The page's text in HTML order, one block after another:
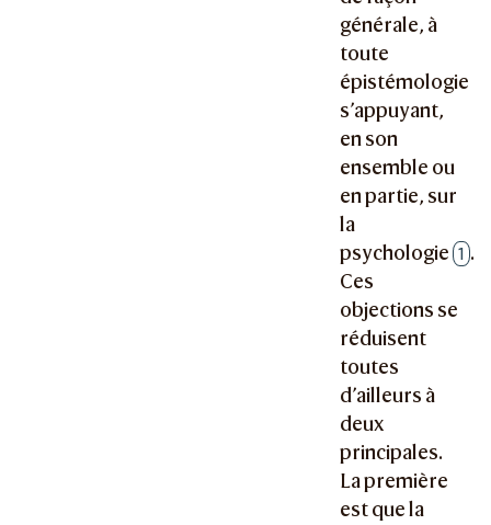
générale, à
toute
épistémologie
s’appuyant,
en son
ensemble ou
en partie, sur
la
psychologie 1 .
Ces
objections se
réduisent
toutes
d’ailleurs à
deux
principales.
La première
est que la